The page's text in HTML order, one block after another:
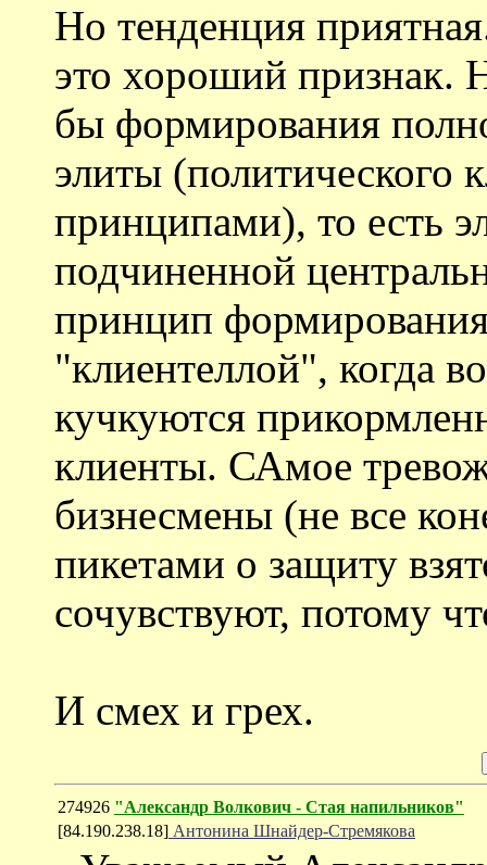
Но тенденция
это хороший признак.
бы формирования
элиты (политического
принципами), то есть
подчиненной
принцип
"клиентеллой", когда
кучкуются
клиенты. САмое
бизнесмены (не все
пикетами о защиту
сочувствуют, потому
И смех и грех.
274926 "Александр Волкович - Стая напильников"
[84.190.238.18] Антонина Шнайдер-Стремякова